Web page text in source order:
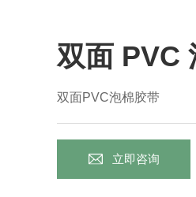
双面 PVC
双面PVC泡棉胶带
立即咨询